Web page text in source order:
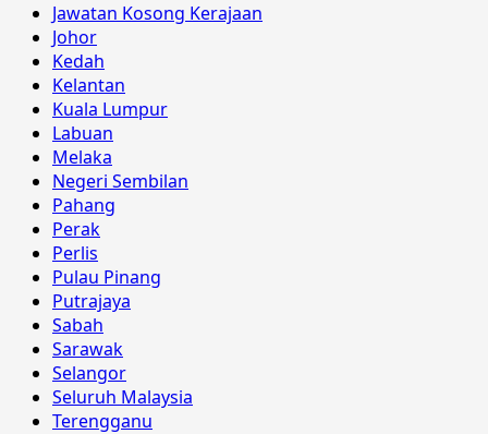
Jawatan Kosong Kerajaan
Johor
Kedah
Kelantan
Kuala Lumpur
Labuan
Melaka
Negeri Sembilan
Pahang
Perak
Perlis
Pulau Pinang
Putrajaya
Sabah
Sarawak
Selangor
Seluruh Malaysia
Terengganu